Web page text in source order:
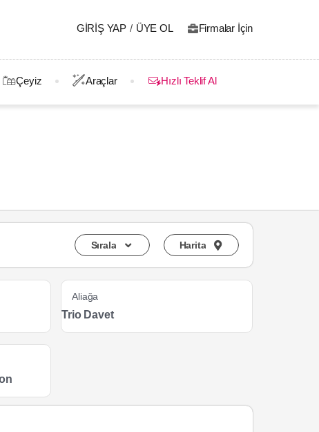
GIRIŞ YAP / ÜYE OL Firmalar İçin
Çeyiz Araçlar Hızlı Teklif Al
Sırala Harita
Aliağa
Trio Davet